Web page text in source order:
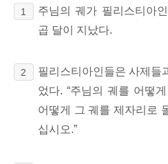
1
주님의 궤가 필리스티아
곱 달이 지났다.
2
필리스티아인들은 사제들
었다. “주님의 궤를 어떻
어떻게 그 궤를 제자리로
십시오.”